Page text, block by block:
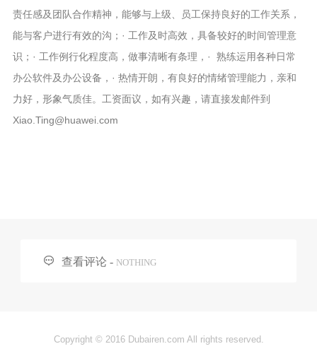
责任感及团队合作精神，能够与上级、员工保持良好的工作关系，
能与客户进行有效的沟；· 工作及时高效，具备较好的时间管理意
识；· 工作例行化程度高，做事清晰有条理，· 熟练运用各种日常
办公软件及办公设备，· 热情开朗，有良好的情绪管理能力，亲和
力好，形象气质佳。工资面议，如有兴趣，请直接发邮件到
Xiao.Ting@huawei.com
 查看评论 - NOTHING
Copyright © 2016 Dubairen.com All rights reserved.